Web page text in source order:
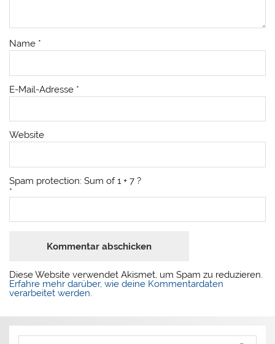
Name *
E-Mail-Adresse *
Website
Spam protection: Sum of 1 + 7 ?
*
Diese Website verwendet Akismet, um Spam zu reduzieren.
Erfahre mehr darüber, wie deine Kommentardaten
verarbeitet werden.